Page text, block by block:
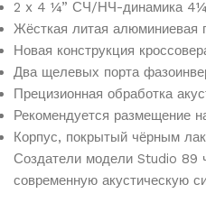
2 x 4 ¼” СЧ/НЧ-динамика 4¼”
Жёсткая литая алюминиевая
Новая конструкция
Два щелевых порта
Прецизионная обработка
Рекомендуется размещение
Корпус, покрытый чёрным
Создатели модели Studio 89
современную акустическую